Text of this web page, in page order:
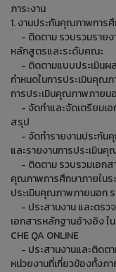
ภาระงาน
1. งานประกันคุณภาพการ
- ติดตาม รวบรวมรายง
หลักสูตรและระดับคณะ
- ติดตามแบบประเมินผ
กำหนดในการประเมินคุณ
การประเมินคุณภาพภาย
- จัดทำและจัดเตรียมเอ
สรุป
- จัดทำรายงานประกัน
และรายงานการประเมิน
- ติดตาม รวบรวมเอกส
คุณภาพการศึกษาภายในร
ประเมินคุณภาพภายนอก
- ประสานงาน และตรว
เอกสารหลักฐานอ้างอิง ใน
CHE QA ONLINE
- ประสานงานและติดต
หน่วยงานที่เกี่ยวข้องทั้งภ